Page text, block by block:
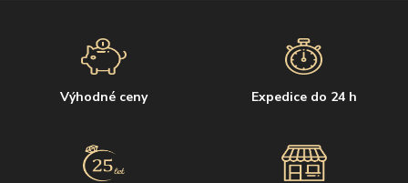
Výhodné ceny Expedice do 24 h